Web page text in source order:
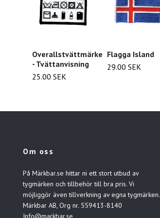
Overallstvättmärke
- Tvättanvisning
25.00 SEK
Flagga Island
29.00 SEK
Om oss
På Märkbar.se hittar ni ett stort utbud av
tygmärken och tillbehör till bra pris. Vi
möjliggör även tillverkning av egna tygmärken.
Märkbar AB, Org nr. 559413-8140